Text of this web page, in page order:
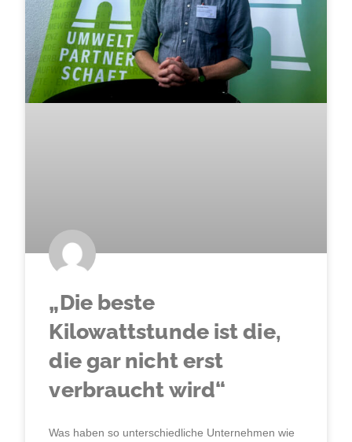
„Die beste
Kilowattstunde ist die,
die gar nicht erst
verbraucht wird“
Was haben so unterschiedliche Unternehmen wie